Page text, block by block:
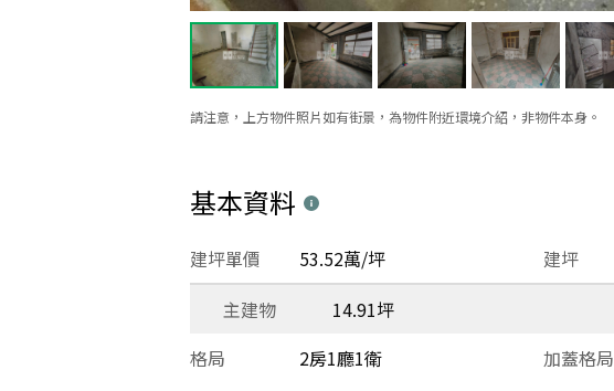
請注意，上方物件照片如有街景，為物件附近環境介紹，非物件本身。
基本資料
建坪
建坪單價 53.52萬/坪
主建物
14.91坪
格局
2房1廳1衛 加蓋格局